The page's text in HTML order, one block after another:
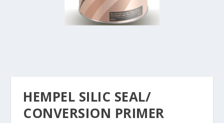
HEMPEL SILIC SEAL/
CONVERSION PRIMER